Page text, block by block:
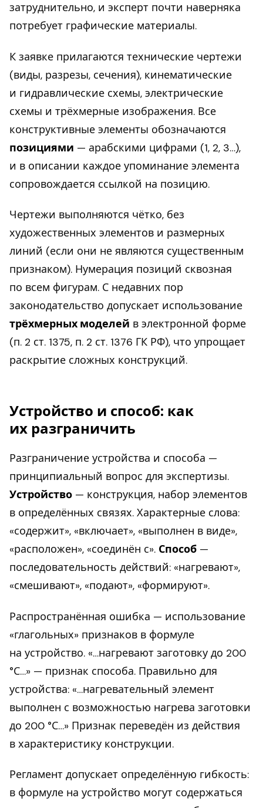
затруднительно, и эксперт почти наверняка
потребует графические материалы.
К заявке прилагаются технические чертежи
(виды, разрезы, сечения), кинематические
и гидравлические схемы, электрические
схемы и трёхмерные изображения. Все
конструктивные элементы обозначаются
позициями — арабскими цифрами (1, 2, 3…),
и в описании каждое упоминание элемента
сопровождается ссылкой на позицию.
Чертежи выполняются чётко, без
художественных элементов и размерных
линий (если они не являются существенным
признаком). Нумерация позиций сквозная
по всем фигурам. С недавних пор
законодательство допускает использование
трёхмерных моделей в электронной форме
(п. 2 ст. 1375, п. 2 ст. 1376 ГК РФ), что упрощает
раскрытие сложных конструкций.
Устройство и способ: как
их разграничить
Разграничение устройства и способа —
принципиальный вопрос для экспертизы.
Устройство — конструкция, набор элементов
в определённых связях. Характерные слова:
«содержит», «включает», «выполнен в виде»,
«расположен», «соединён с». Способ —
последовательность действий: «нагревают»,
«смешивают», «подают», «формируют».
Распространённая ошибка — использование
«глагольных» признаков в формуле
на устройство. «…нагревают заготовку до 200
°С…» — признак способа. Правильно для
устройства: «…нагревательный элемент
выполнен с возможностью нагрева заготовки
до 200 °С…» Признак переведён из действия
в характеристику конструкции.
Регламент допускает определённую гибкость:
в формуле на устройство могут содержаться